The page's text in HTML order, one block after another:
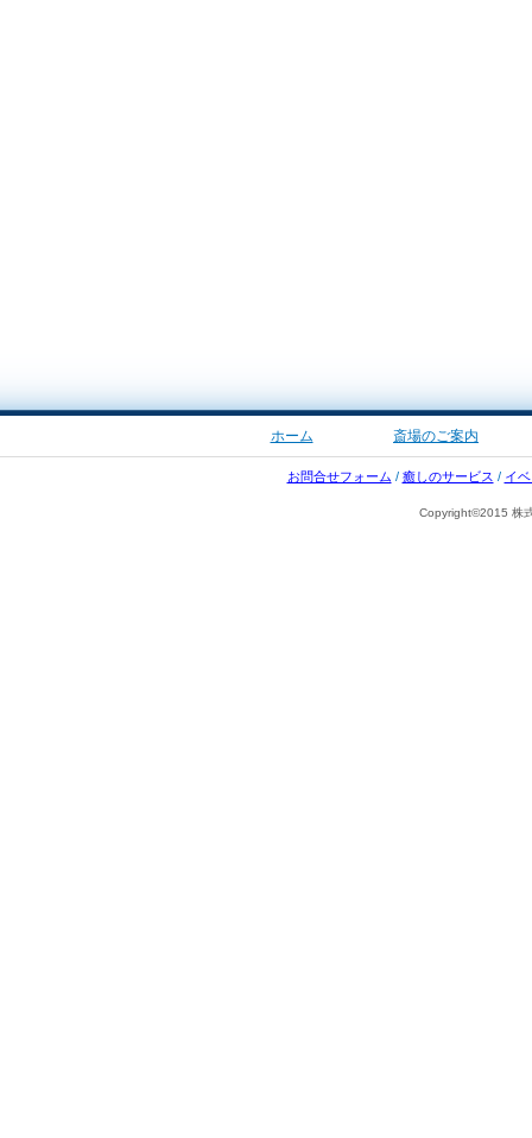
ホーム 斎場のご案内
お問合せフォーム / 癒しのサービス / イ
Copyright©2015 株